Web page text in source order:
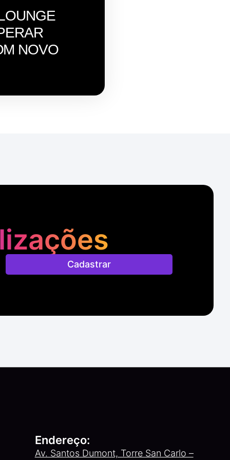
NOVO
Cadastrar
Endereço:
Av. Santos Dumont, Torre San Carlo –